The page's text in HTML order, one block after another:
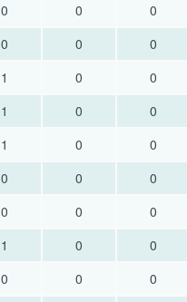
0 0 0
0 0 0
1 0 0
1 0 0
1 0 0
0 0 0
0 0 0
1 0 0
0 0 0